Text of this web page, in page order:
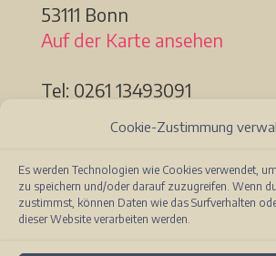
Cookie-Zustimmung
Es werden Technologien wie Cookies verwendet,
zu speichern und/oder darauf zuzugreifen. Wenn
zustimmst, können Daten wie das Surfverhalten
dieser Website verarbeiten werden.
53111 Bonn
Auf der Karte ansehen
Tel: 0261 13493091
Auf der Karte ansehen